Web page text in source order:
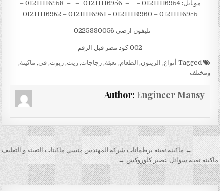
موبايل: 01211116954 – – 01211116956 – – 01211116958 –
01211116955 – 01211116960 – 01211116961 – 01211116962
تليفون ارضي 0225880056
002 كود مصر قبل الرقم
Tagged أنواع, الزيتون, الطعام,تعبئة,زجاجات,زيت,زيوت,في, ماكينة,
ومختلف
Author: Engineer Mansy
تصفّح المقالات
← ماكينة تعبئة برطمانات شركة المهندس منسي ماكينات التعبئة و التغليف
ماكينة تعبئة سوائل عصير كلوروكس →